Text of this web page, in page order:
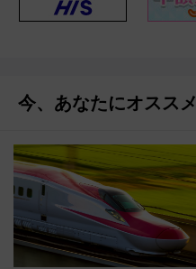
今、あなたにオススメ